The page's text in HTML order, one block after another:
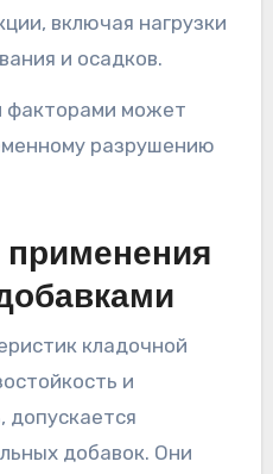
включая нагрузки
и осадков.
факторами может
разрушению
кладочной
и
допускается
добавок. Они